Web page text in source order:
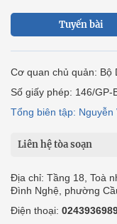
Tuyến bài
Cơ quan chủ quản: Bộ
Số giấy phép: 146/
Tổng biên tập: Nguyễn
Liên hệ tòa soạn
Địa chỉ: Tầng 18, Toà
Đình Nghệ, phường
Điện thoại: